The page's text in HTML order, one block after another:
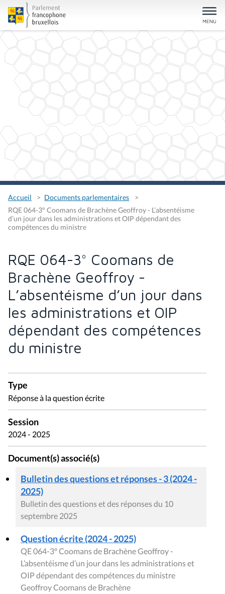
Accueil
Documents parlementaires
RQE 064-3° Coomans de Brachène Geoffroy - L’absentéisme
d’un jour dans les administrations et OIP dépendant des
compétences du ministre
RQE 064-3° Coomans de
Brachène Geoffroy -
L’absentéisme d’un jour dans
les administrations et OIP
dépendant des compétences
du ministre
Type
Réponse à la question écrite
Session
2024 - 2025
Document(s) associé(s)
Bulletin des questions et réponses - 3 (2024 -
2025)
Bulletin des questions et des réponses du 10
septembre 2025
Question écrite (2024 - 2025)
QE 064-3° Coomans de Brachène Geoffroy -
L’absentéisme d’un jour dans les administrations et
OIP dépendant des compétences du ministre
Geoffroy Coomans de Brachène